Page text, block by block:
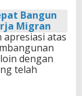
Bangun
Migran
apresiasi atas
dengan
telah